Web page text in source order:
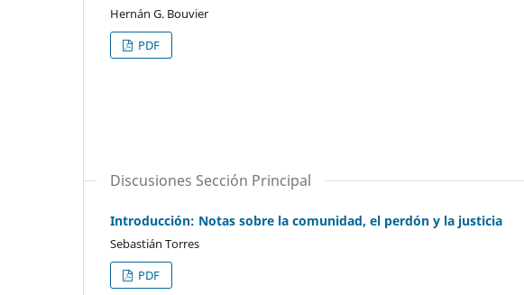
Hernán G. Bouvier
PDF
Discusiones Sección Principal
Introducción: Notas sobre la comunidad, el perdón y la justicia
Sebastián Torres
PDF